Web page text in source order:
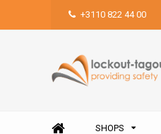
+3110 822 44 00
SHOPS